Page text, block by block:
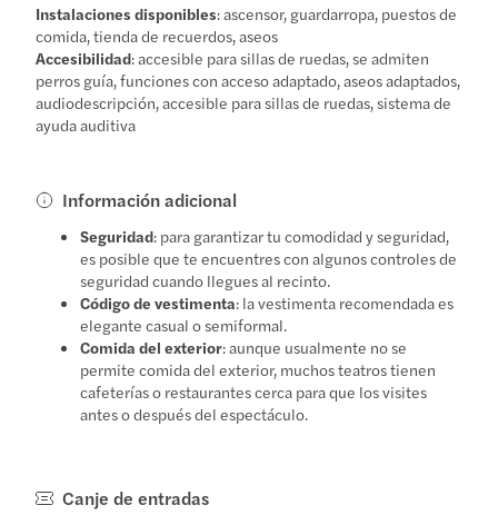
Instalaciones disponibles: ascensor, guardarropa, puestos de
comida, tienda de recuerdos, aseos
Accesibilidad: accesible para sillas de ruedas, se admiten
perros guía, funciones con acceso adaptado, aseos adaptados,
audiodescripción, accesible para sillas de ruedas, sistema de
ayuda auditiva
Información adicional
Seguridad: para garantizar tu comodidad y seguridad,
es posible que te encuentres con algunos controles de
seguridad cuando llegues al recinto.
Código de vestimenta: la vestimenta recomendada es
elegante casual o semiformal.
Comida del exterior: aunque usualmente no se
permite comida del exterior, muchos teatros tienen
cafeterías o restaurantes cerca para que los visites
antes o después del espectáculo.
Canje de entradas